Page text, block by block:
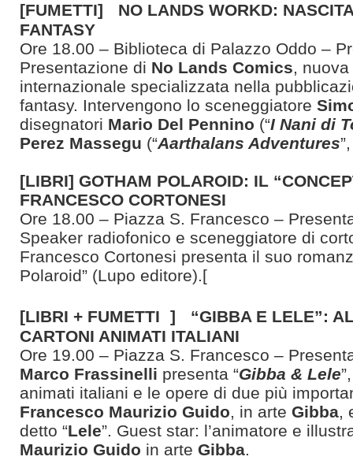
[FUMETTI] NO LANDS WORKD:
FANTASY
Ore 18.00 – Biblioteca di Palazzo Oddo –
Presentazione di No Lands Comics,
internazionale specializzata nella
fantasy. Intervengono lo sceneggiatore
disegnatori Mario Del Pennino (“I Nani di
Perez Massegu (“Aarthalans Adventures
[LIBRI] GOTHAM POLAROID: IL
FRANCESCO CORTONESI
Ore 18.00 – Piazza S. Francesco –
Speaker radiofonico e sceneggiatore di
Francesco Cortonesi presenta il suo
Polaroid” (Lupo editore).[
[LIBRI + FUMETTI ] “GIBBA E LELE”:
CARTONI ANIMATI ITALIANI
Ore 19.00 – Piazza S. Francesco –
Marco Frassinelli presenta “Gibba & Lele
animati italiani e le opere di due più
Francesco Maurizio Guido, in arte Gibba,
detto “Lele”. Guest star: l’animatore e
Maurizio Guido in arte Gibba.